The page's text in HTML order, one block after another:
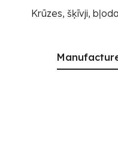
Krūzes, šķīvji,